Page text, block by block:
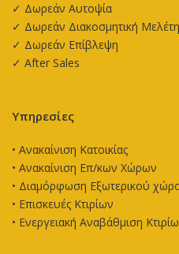
✓ Δωρεάν Αυτοψία
✓ Δωρεάν Διακοσμητική Μελέτη
✓ Δωρεάν Επίβλεψη
✓ After Sales
Υπηρεσίες
• Ανακαίνιση Κατοικίας
• Ανακαίνιση Επ/κων Χώρων
• Διαμόρφωση Εξωτερικού
• Επισκευές Κτιρίων
• Ενεργειακή Αναβάθμιση